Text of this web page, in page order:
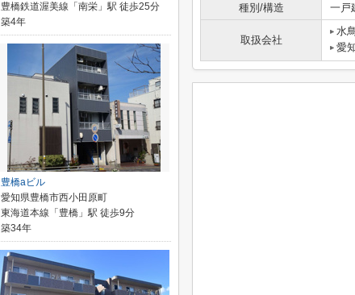
種別/構造
一戸
取扱会社
水
愛
豊橋鉄道渥美線「南栄」駅 徒歩25分
築4年
豊橋aビル
愛知県豊橋市西小田原町
東海道本線「豊橋」駅 徒歩9分
築34年